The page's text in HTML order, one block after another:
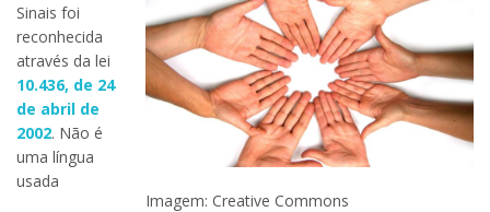
Imagem: Creative Commons
Sinais foi
reconhecida
através da lei
10.436, de 24
de abril de
2002. Não é
uma língua
usada